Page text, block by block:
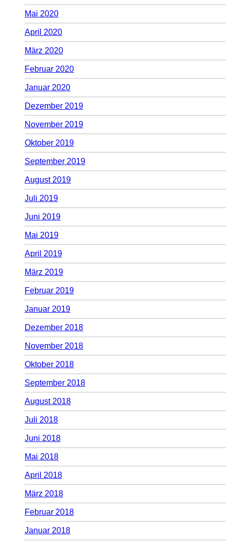
Mai 2020
April 2020
März 2020
Februar 2020
Januar 2020
Dezember 2019
November 2019
Oktober 2019
September 2019
August 2019
Juli 2019
Juni 2019
Mai 2019
April 2019
März 2019
Februar 2019
Januar 2019
Dezember 2018
November 2018
Oktober 2018
September 2018
August 2018
Juli 2018
Juni 2018
Mai 2018
April 2018
März 2018
Februar 2018
Januar 2018